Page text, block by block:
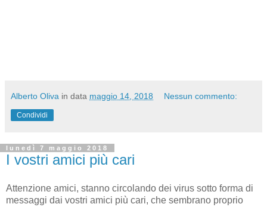
Alberto Oliva in data maggio 14, 2018 Nessun commento:
Condividi
lunedì 7 maggio 2018
I vostri amici più cari
Attenzione amici, stanno circolando dei virus sotto forma di
messaggi dai vostri amici più cari, che sembrano proprio